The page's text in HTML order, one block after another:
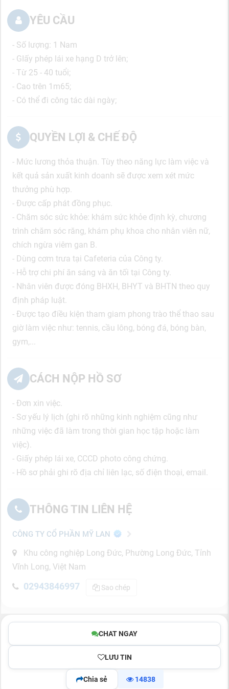
YÊU CẦU
- Số lượng: 1 Nam
- GIấy phép lái xe hạng D trở lên;
- Từ 25 - 40 tuổi;
- Cao trên 1m65;
- Có thể đi công tác dài ngày;
QUYỀN LỢI & CHẾ ĐỘ
- Mức lương thỏa thuận. Tùy theo năng lực làm việc và
kết quả sản xuất kinh doanh sẽ được xem xét mức
thưởng phù hợp.
- Được cấp phát đồng phục.
- Chăm sóc sức khỏe: khám sức khỏe định kỳ, chương
trình chăm sóc răng, khám phụ khoa cho nhân viên nữ,
chích ngừa viêm gan B.
- Dùng cơm trưa tại Cafeteria của Công ty.
- Hỗ trợ chi phí ăn sáng và ăn tối tại Công ty.
- Nhân viên được đóng BHXH, BHYT và BHTN theo quy
định pháp luật.
- Được tạo điều kiện tham giam phong trào thể thao sau
giờ làm việc như: tennis, cầu lông, bóng đá, bóng bàn,
gym,...
CÁCH NỘP HỒ SƠ
- Đơn xin việc.
- Sơ yếu lý lịch (ghi rõ những kinh nghiệm cũng như
những việc đã làm trong thời gian học tập hoặc làm
việc).
- Giấy phép lái xe, CCCD photo công chứng.
- Hồ sơ phải ghi rõ địa chỉ liên lạc, số điện thoại, email.
THÔNG TIN LIÊN HỆ
CÔNG TY CỔ PHẦN MỸ LAN
Khu công nghiệp Long Đức, Phường Long Đức, Tỉnh
Vĩnh Long, Việt Nam
02943846997 Sao chép
CHAT NGAY
LƯU TIN
Chia sẻ 14838